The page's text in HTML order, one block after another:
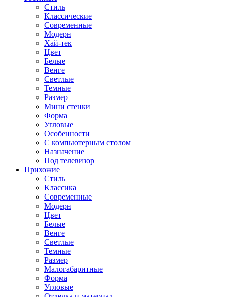
Стиль
Классические
Современные
Модерн
Хай-тек
Цвет
Белые
Венге
Светлые
Темные
Размер
Мини стенки
Форма
Угловые
Особенности
С компьютерным столом
Назначение
Под телевизор
Прихожие
Стиль
Классика
Современные
Модерн
Цвет
Белые
Венге
Светлые
Темные
Размер
Малогабаритные
Форма
Угловые